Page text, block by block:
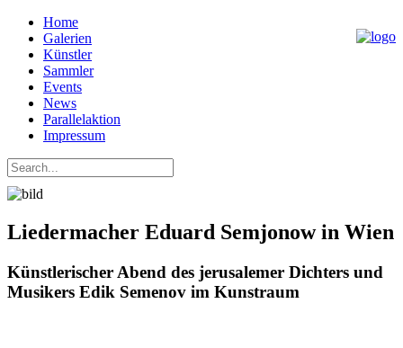
Home
Galerien
Künstler
Sammler
Events
News
Parallelaktion
Impressum
Liedermacher Eduard Semjonow in Wien
Künstlerischer Abend des jerusalemer Dichters und
Musikers Edik Semenov im Kunstraum